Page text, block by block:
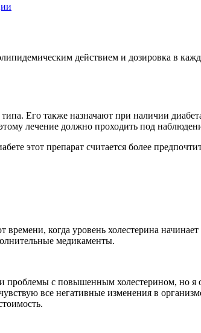
действием и дозировка в
Его также назначают при наличии
лечение должно проходить под
этот препарат считается более
когда уровень холестерина
медикаменты.
с повышенным холестерином, но я
все негативные изменения в